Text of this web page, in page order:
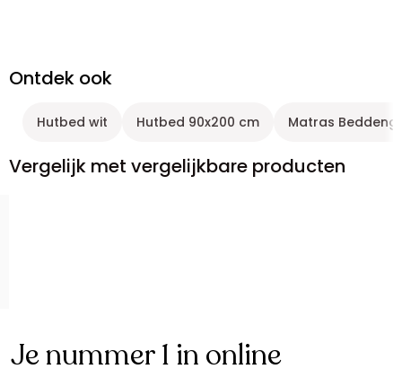
Ontdek ook
Hutbed wit Hutbed 90x200 cm Matras
Vergelijk met vergelijkbare producten
Je nummer 1 in online